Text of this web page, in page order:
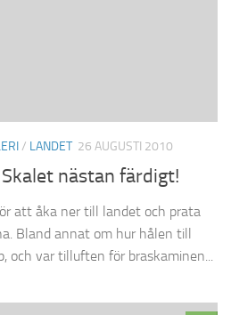
/ LANDET 26 AUGUSTI 2010
nästan färdigt!
att åka ner till landet och prata
Bland annat om hur hålen till
och var tilluften för braskaminen...